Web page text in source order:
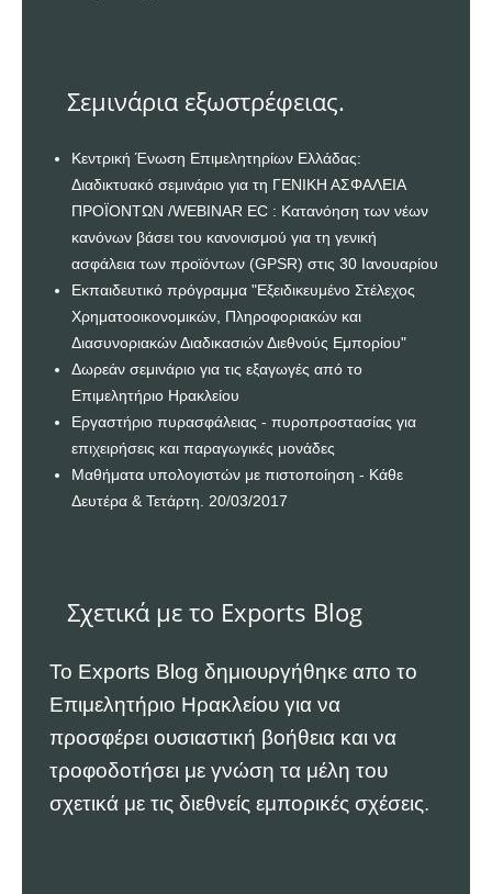
Σεμινάρια εξωστρέφειας.
Κεντρική Ένωση Επιμελητηρίων Ελλάδας:
Διαδικτυακό σεμινάριο για τη ΓΕΝΙΚΗ ΑΣΦΑΛΕΙΑ
ΠΡΟΪΟΝΤΩΝ /WEBINAR EC : Κατανόηση των νέων
κανόνων βάσει του κανονισμού για τη γενική
ασφάλεια των προϊόντων (GPSR) στις 30 Ιανουαρίου
Εκπαιδευτικό πρόγραμμα "Εξειδικευμένο Στέλεχος
Χρηματοοικονομικών, Πληροφοριακών και
Διασυνοριακών Διαδικασιών Διεθνούς Εμπορίου"
Δωρεάν σεμινάριο για τις εξαγωγές από το
Επιμελητήριο Ηρακλείου
Εργαστήριο πυρασφάλειας - πυροπροστασίας για
επιχειρήσεις και παραγωγικές μονάδες
Μαθήματα υπολογιστών με πιστοποίηση - Κάθε
Δευτέρα & Τετάρτη. 20/03/2017
Σχετικά με το Exports Blog
Το Exports Blog δημιουργήθηκε απο το
Επιμελητήριο Ηρακλείου για να
προσφέρει ουσιαστική βοήθεια και να
τροφοδοτήσει με γνώση τα μέλη του
σχετικά με τις διεθνείς εμπορικές σχέσεις.